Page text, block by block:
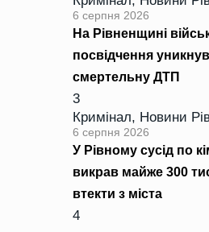
6 серпня 2026
На Рівненщині
посвідчення уникнув
смертельну ДТП
3
Кримінал, Новини
6 серпня 2026
У Рівному сусід по
викрав майже 300
втекти з міста
4